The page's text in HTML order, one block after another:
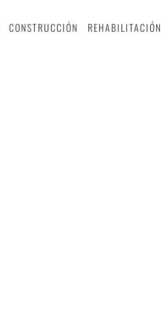
CONSTRUCCIÓN REHABILITACIÓN